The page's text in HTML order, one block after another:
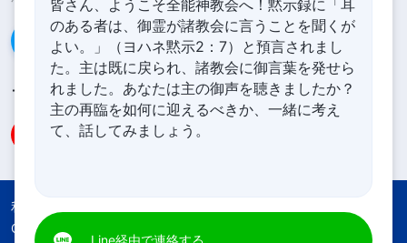
本質と堕落の根源を認識し知るようになり、人間の
醜さを発見する。これらの効果はすべて、裁きの働
きによりもたらされる。それは、実際に、この働き
の本質は神を信じる人すべてに神の真理、道、いの
ちを開く働きだからである。この働きが神による裁
巻〕）。これを読んでわかった。主イエスは贖いの
Line経由で連絡する
フォローする
利用規約
Cookies Policy
皆さん、ようこそ全能神教会へ！黙示録に「耳
のある者は、御霊が諸教会に言うことを聞くが
よい。」（ヨハネ黙示2：7）と預言されまし
た。主は既に戻られ、諸教会に御言葉を発せら
れました。あなたは主の御声を聴きましたか？
主の再臨を如何に迎えるべきか、一緒に考え
て、話してみましょう。
Line経由で連絡する